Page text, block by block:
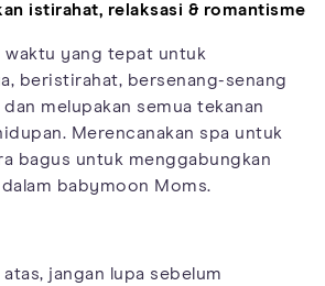
istirahat, relaksasi & romantisme
waktu yang tepat untuk
beristirahat, bersenang-senang
melupakan semua tekanan
Merencanakan spa untuk
bagus untuk menggabungkan
babymoon Moms.
jangan lupa sebelum